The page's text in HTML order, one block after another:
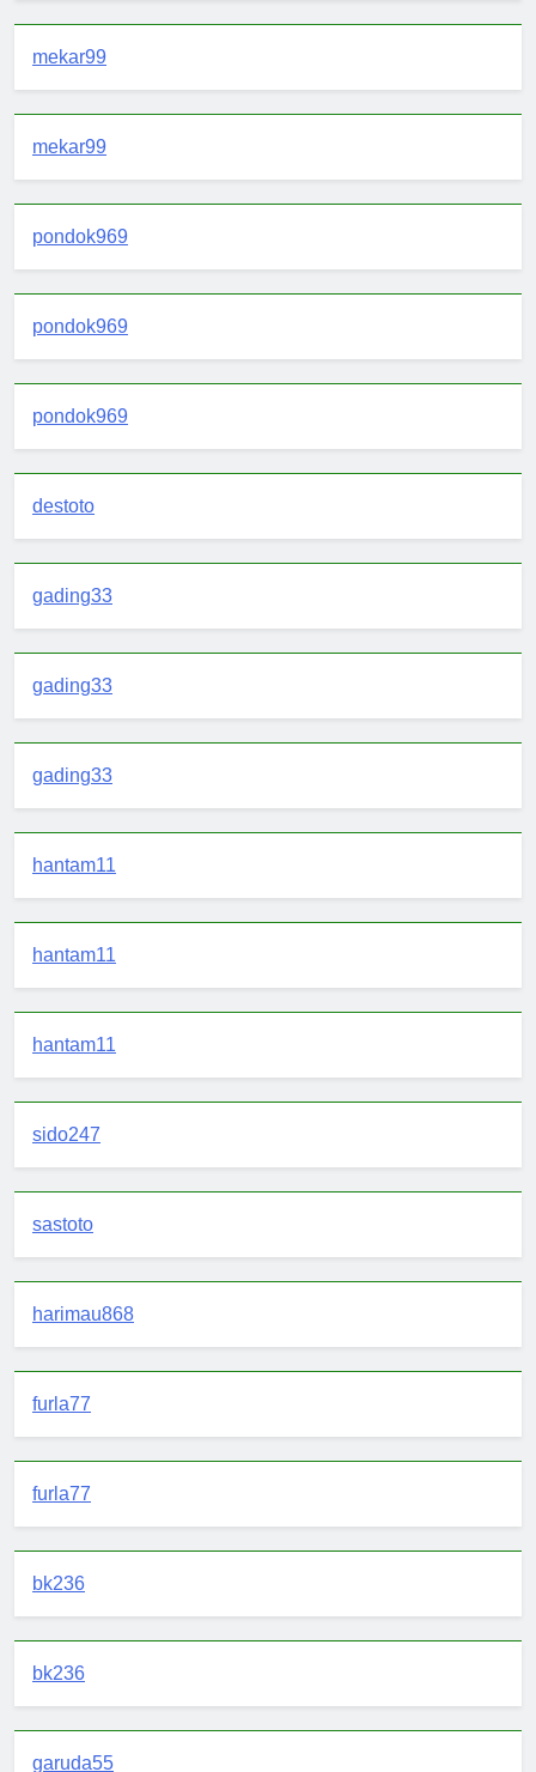
mekar99
mekar99
pondok969
pondok969
pondok969
destoto
gading33
gading33
gading33
hantam11
hantam11
hantam11
sido247
sastoto
harimau868
furla77
furla77
bk236
bk236
garuda55